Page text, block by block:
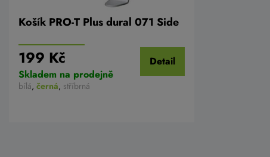
Košík PRO-T Plus dural 071 Side
199 Kč
Skladem na prodejně
bílá, černá, stříbrná
Detail